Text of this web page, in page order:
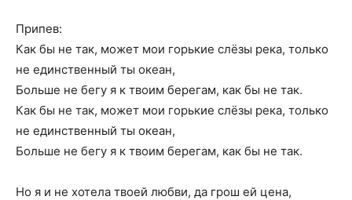
Припев:
Как бы не так, может мои горькие слёзы река, только
не единственный ты океан,
Больше не бегу я к твоим берегам, как бы не так.
Как бы не так, может мои горькие слёзы река, только
не единственный ты океан,
Больше не бегу я к твоим берегам, как бы не так.
Но я и не хотела твоей любви, да грош ей цена,